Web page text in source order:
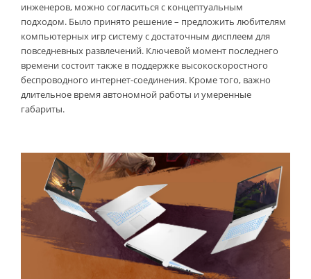
инженеров, можно согласиться с концептуальным
подходом. Было принято решение – предложить любителям
компьютерных игр систему с достаточным дисплеем для
повседневных развлечений. Ключевой момент последнего
времени состоит также в поддержке высокоскоростного
беспроводного интернет-соединения. Кроме того, важно
длительное время автономной работы и умеренные
габариты.